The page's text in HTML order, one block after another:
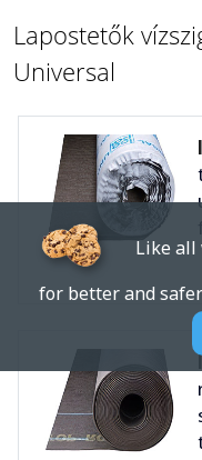
Lapostetők
Universal
Like all
for better and